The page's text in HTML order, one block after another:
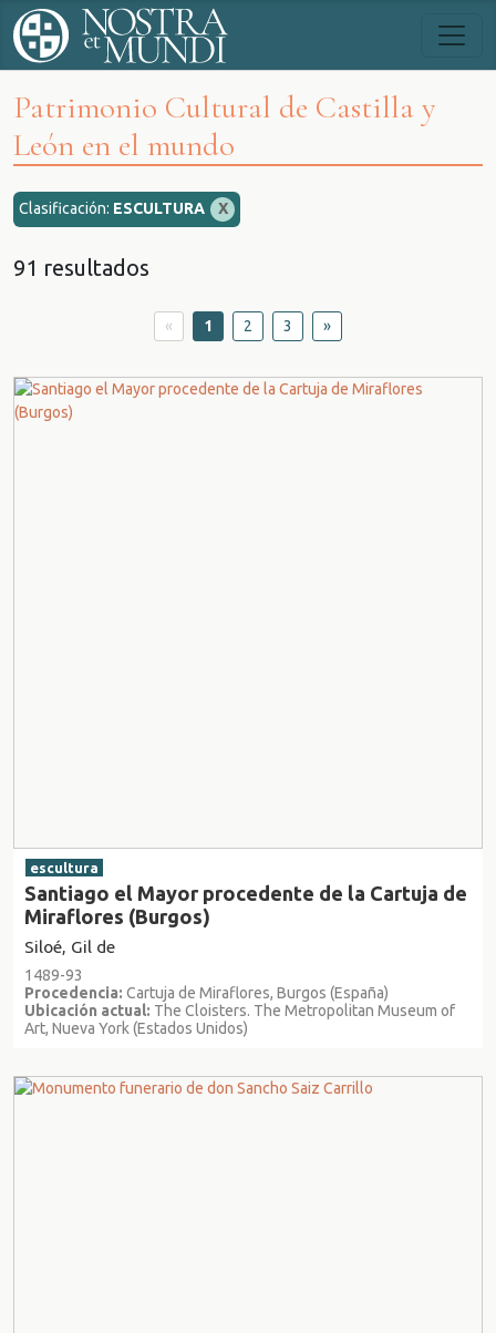
Patrimonio Cultural de Castilla y
León en el mundo
Clasificación: ESCULTURA X
91 resultados
« 1 2 3 »
escultura
Santiago el Mayor procedente de la Cartuja de
Miraflores (Burgos)
Siloé, Gil de
1489-93
Procedencia: Cartuja de Miraflores, Burgos (España)
Ubicación actual: The Cloisters. The Metropolitan Museum of
Art, Nueva York (Estados Unidos)